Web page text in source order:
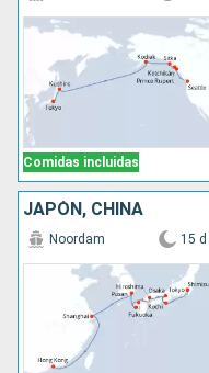
Comidas incluidas
JAPÓN, CHINA
Noordam 15 d